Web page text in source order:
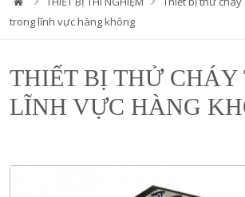
trong lĩnh vực hàng không
THIẾT BỊ THỬ CHÁY
LĨNH VỰC HÀNG